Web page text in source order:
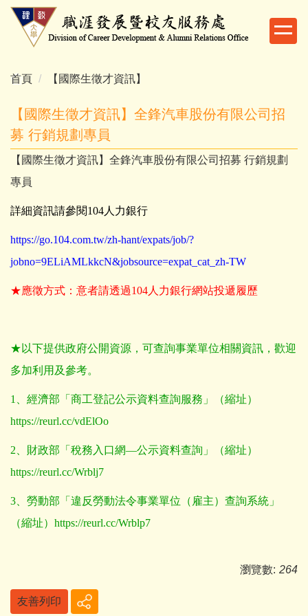
跳
內
首頁 【國際生徵才資訊】
【國際生徵才資訊】全鋒汽車股份有限公司招
募 行銷規劃專員
【國際生徵才資訊】全鋒汽車股份有限公司招募 行銷規劃
專員
詳細資訊請參閱104人力銀行
https://go.104.com.tw/zh-hant/expats/job/?
jobno=9ELiAMLkkcN&jobsource=expat_cat_zh-TW
★應徵方式：意者請透過104人力銀行網站投遞履歷
★以下提供政府公開資源，可查詢事業單位相關資訊，歡迎
多加利用及參考。
1
、經濟部「商工登記公示資料查詢服務」（縮址）
https://reurl.cc/vdElOo
2 、財政部「稅務入口網—公示資料查詢」（縮址）
https://reurl.cc/Wrblj7
3 、勞動部「違反勞動法令事業單位（雇主）查詢系統」
（縮址） https://reurl.cc/Wrblp7
瀏覽數: 264
友善列印